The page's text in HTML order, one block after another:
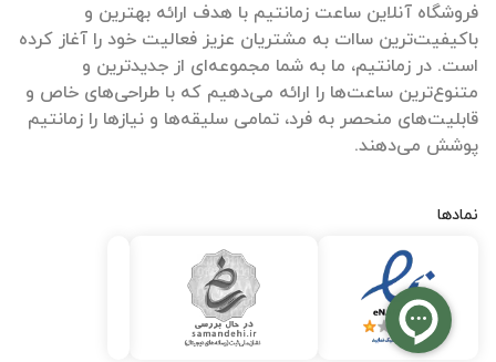
فروشگاه آنلاین ساعت زمانتیم با هدف ارائه بهترین و
باکیفیت‌ترین ساات‌ به مشتریان عزیز فعالیت خود را آغاز کرده
است. در زمانتیم، ما به شما مجموعه‌ای از جدیدترین و
متنوع‌ترین ساعت‌ها را ارائه می‌دهیم که با طراحی‌های خاص و
قابلیت‌های منحصر به فرد، تمامی سلیقه‌ها و نیازها را زمانتیم
پوشش می‌دهند.
نمادها